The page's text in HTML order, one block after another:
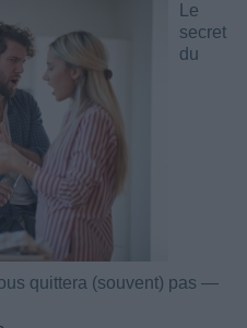
Le
secret
du
quittera (souvent) pas —